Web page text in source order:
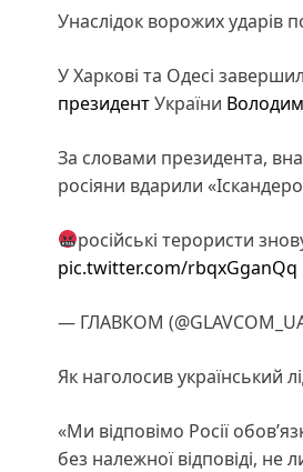
Унаслідок ворожих ударів
У Харкові та Одесі
президентУкраїни
За словами президента,
росіяни вдарили
російські терористи
pic.twitter.com/rbqxGganQq
— ГЛАВКОМ
Як наголосив український
«Ми відповімо Росії
без належної відповіді,